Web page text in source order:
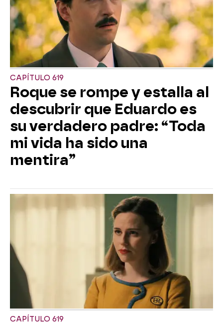
CAPÍTULO 619
Roque se rompe y estalla al
descubrir que Eduardo es
su verdadero padre: “Toda
mi vida ha sido una
mentira”
CAPÍTULO 619